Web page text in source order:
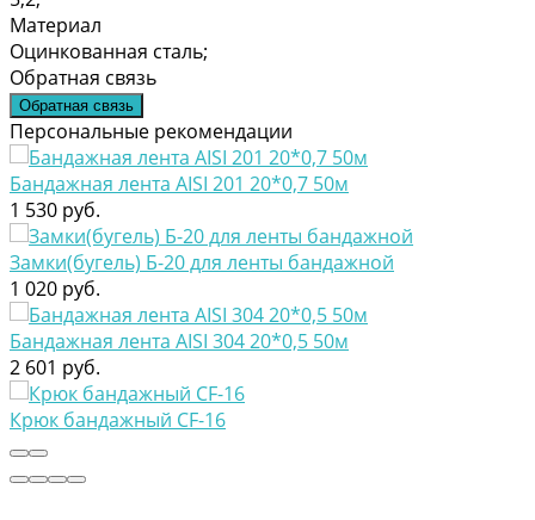
Материал
Оцинкованная сталь;
Обратная связь
Обратная связь
Персональные рекомендации
Бандажная лента AISI 201 20*0,7 50м
1 530 руб.
Замки(бугель) Б-20 для ленты бандажной
1 020 руб.
Бандажная лента AISI 304 20*0,5 50м
2 601 руб.
Крюк бандажный CF-16